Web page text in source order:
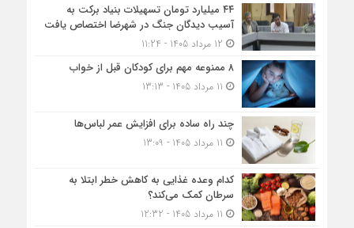
۴۴ میلیارد تومان تسهیلات بنیاد برکت به
آسیب دیدگان جنگ در شهرضا اختصاص یافت
۸ ممنوعه مهم برای کودکان قبل از خواب
چند راه ساده برای افزایش عمر لباس‌ها
کدام وعده غذایی به کاهش خطر ابتلا به
سرطان کمک می‌کند؟